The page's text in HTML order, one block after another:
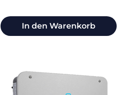
In den Warenkorb